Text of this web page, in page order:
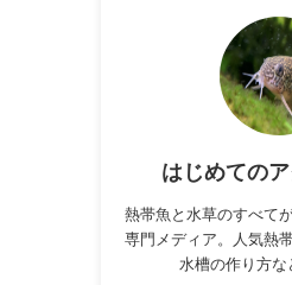
はじめての
熱帯魚と水草のすべて
専門メディア。人気熱
水槽の作り方な